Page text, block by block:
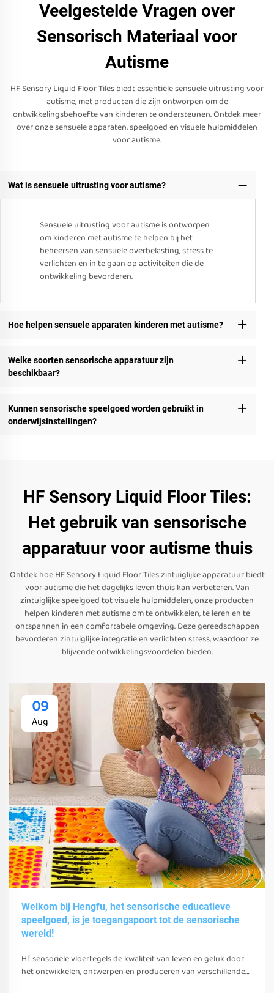
Veelgestelde Vragen over
Sensorisch Materiaal voor
Autisme
HF Sensory Liquid Floor Tiles biedt essentiële sensuele uitrusting voor
autisme, met producten die zijn ontworpen om de
ontwikkelingsbehoefte van kinderen te ondersteunen. Ontdek meer
over onze sensuele apparaten, speelgoed en visuele hulpmiddelen
voor autisme.
Wat is sensuele uitrusting voor autisme?
Sensuele uitrusting voor autisme is ontworpen
om kinderen met autisme te helpen bij het
beheersen van sensuele overbelasting, stress te
verlichten en in te gaan op activiteiten die de
ontwikkeling bevorderen.
Hoe helpen sensuele apparaten kinderen met autisme?
Welke soorten sensorische apparatuur zijn
beschikbaar?
Kunnen sensorische speelgoed worden gebruikt in
onderwijsinstellingen?
HF Sensory Liquid Floor Tiles:
Het gebruik van sensorische
apparatuur voor autisme thuis
Ontdek hoe HF Sensory Liquid Floor Tiles zintuiglijke apparatuur biedt
voor autisme die het dagelijks leven thuis kan verbeteren. Van
zintuiglijke speelgoed tot visuele hulpmiddelen, onze producten
helpen kinderen met autisme om te ontwikkelen, te leren en te
ontspannen in een comfortabele omgeving. Deze gereedschappen
bevorderen zintuiglijke integratie en verlichten stress, waardoor ze
blijvende ontwikkelingsvoordelen bieden.
09
Aug
Welkom bij Hengfu, het sensorische educatieve
speelgoed, is je toegangspoort tot de sensorische
wereld!
Hf sensoriële vloertegels de kwaliteit van leven en geluk door
het ontwikkelen, ontwerpen en produceren van verschillende